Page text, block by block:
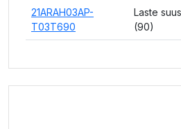
21ARAH03AP-
T03T690
Laste
(90)